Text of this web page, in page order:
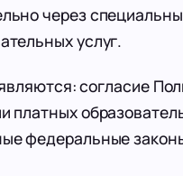
через
услуг.
согласие
платных
федеральные